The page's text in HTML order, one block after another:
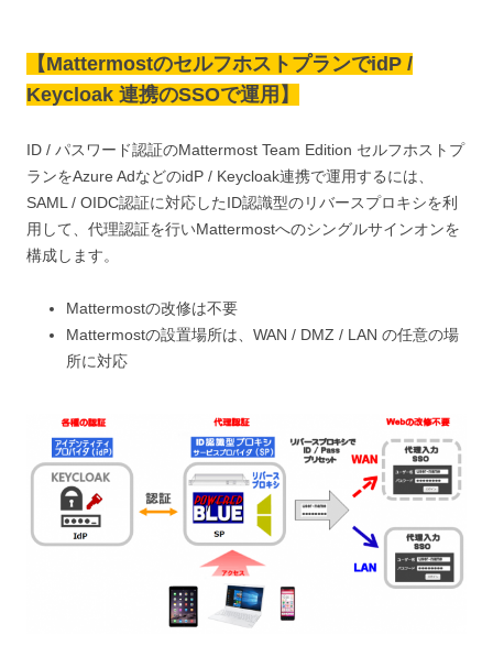
【MattermostのセルフホストプランでidP /
Keycloak 連携のSSOで運用】
ID / パスワード認証のMattermost Team Edition セルフホストプ
ランをAzure AdなどのidP / Keycloak連携で運用するには、
SAML / OIDC認証に対応したID認識型のリバースプロキシを利
用して、代理認証を行いMattermostへのシングルサインオンを
構成します。
Mattermostの改修は不要
Mattermostの設置場所は、WAN / DMZ / LAN の任意の場
所に対応